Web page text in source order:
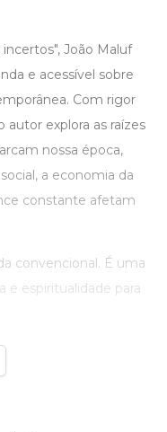
João Maluf
e acessível sobre
Com rigor
autor explora as raízes
nossa época,
a economia da
constante afetam
convencional. É uma
e espiritualidade para